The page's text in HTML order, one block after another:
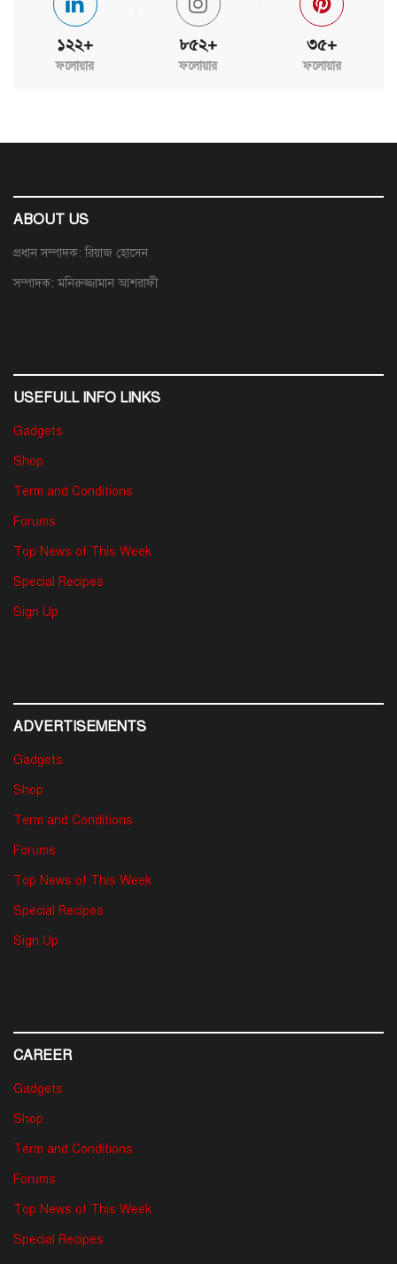
১২২+
ফলোয়ার
৮৫২+
ফলোয়ার
৩৫+
ফলোয়ার
ABOUT US
প্রধান সম্পাদক: রিয়াজ হোসেন
সম্পাদক: মনিরুজ্জামান আশরাফী
USEFULL INFO LINKS
Gadgets
Shop
Term and Conditions
Forums
Top News of This Week
Special Recipes
Sign Up
ADVERTISEMENTS
Gadgets
Shop
Term and Conditions
Forums
Top News of This Week
Special Recipes
Sign Up
CAREER
Gadgets
Shop
Term and Conditions
Forums
Top News of This Week
Special Recipes